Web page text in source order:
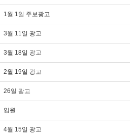
1월 1일 주보광고
3월 11일 광고
3월 18일 광고
2월 19일 광고
26일 광고
입원
4월 15일 광고